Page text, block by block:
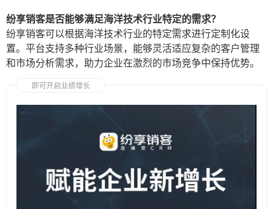
纷享销客是否能够满足海洋技术行业特定的需求？
纷享销客可以根据海洋技术行业的特定需求进行定制化设
置。平台支持多种行业场景，能够灵活适应复杂的客户管理
和市场分析需求，助力企业在激烈的市场竞争中保持优势。
即可开启业绩增长